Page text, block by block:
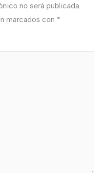
no será publicada.
marcados con *